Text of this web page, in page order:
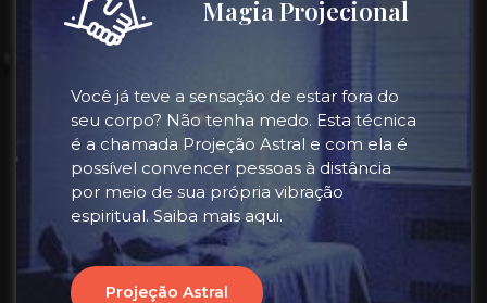
Magia Projecional
Você já teve a sensação de estar fora do
seu corpo? Não tenha medo. Esta técnica
é a chamada Projeção Astral e com ela é
possível convencer pessoas à distância
por meio de sua própria vibração
espiritual. Saiba mais aqui.
Projeção Astral